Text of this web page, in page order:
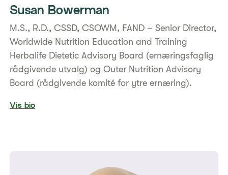
Susan Bowerman
​​M.S., R.D., CSSD, CSOWM, FAND – Senior Director,
Worldwide Nutrition Education and Training
Herbalife Dietetic Advisory Board (ernæringsfaglig
rådgivende utvalg) og Outer Nutrition Advisory
Board (rådgivende komité for ytre ernæring).
Vis bio